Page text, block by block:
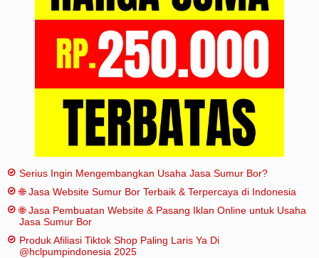
Serius Ingin Mengembangkan Usaha Jasa Sumur Bor?
🌐 Jasa Website Sumur Bor Terbaik & Terpercaya di Indonesia
🌐 Jasa Pembuatan Website & Pasang Iklan Online untuk Usaha
Jasa Sumur Bor
Produk Afiliasi Tiktok Shop Paling Laris Ya Di
@hclpumpindonesia 2025
Iklan